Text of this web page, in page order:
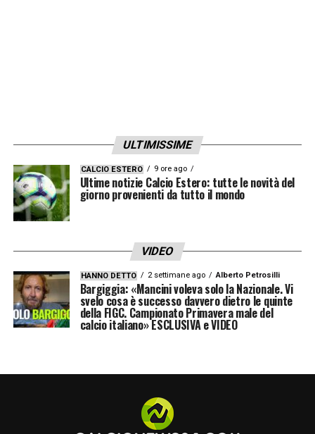
quella di un nuovo prestito di Lucca a un’altra
squadra, possibilmente inserendo un’opzione
di acquisto a favore del club che lo
accoglierà. In questo modo, il centravanti
fiducia, elementi fondamentali per il suo
percorso di crescita, mentre il Napoli
avrebbe maggiore flessibilità per
riorganizzare il reparto offensivo.
prossime settimane saranno decisive per
capire se le parti riusciranno a trovare un
ULTIMISSIME
CALCIO ESTERO 9 ore ago
Ultime notizie Calcio Estero: tutte le novità del
giorno provenienti da tutto il mondo
VIDEO
HANNO DETTO 2 settimane ago Alberto Petrosilli
Bargiggia: «Mancini voleva solo la Nazionale. Vi
svelo cosa è successo davvero dietro le quinte
della FIGC. Campionato Primavera male del
calcio italiano» ESCLUSIVA e VIDEO